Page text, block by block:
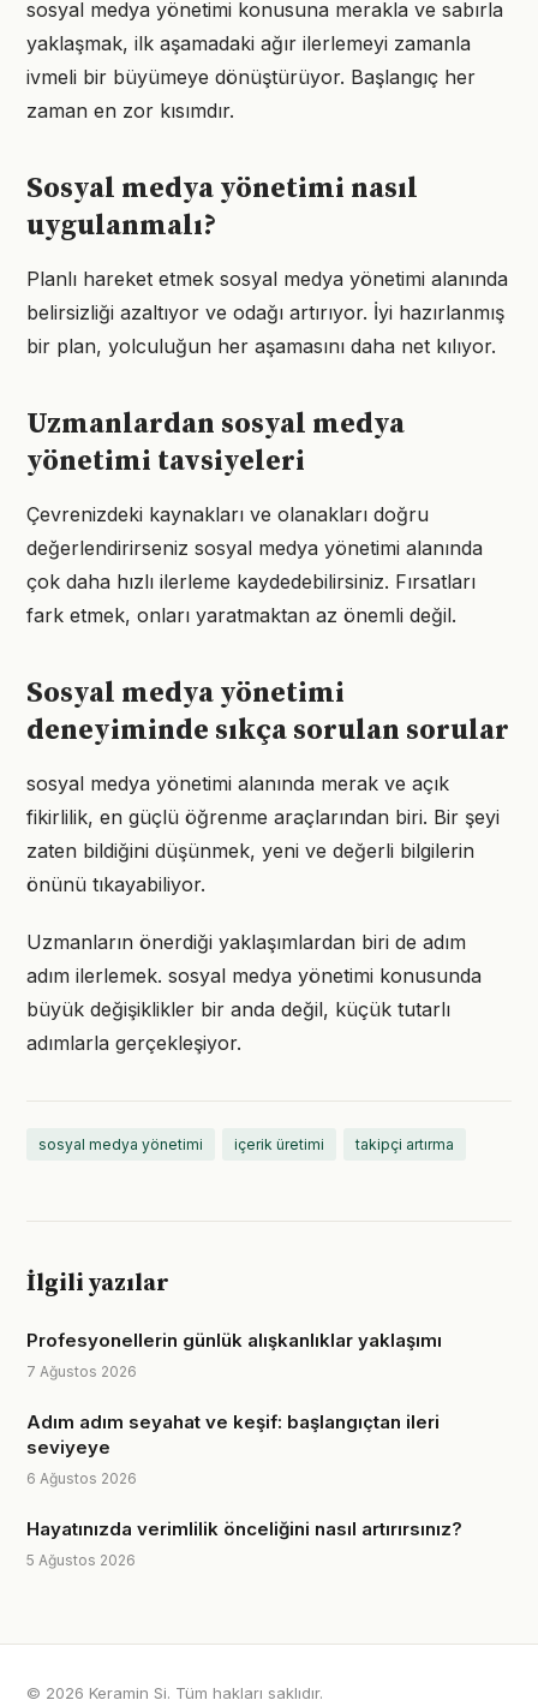
sosyal medya yönetimi konusuna merakla ve sabırla
yaklaşmak, ilk aşamadaki ağır ilerlemeyi zamanla
ivmeli bir büyümeye dönüştürüyor. Başlangıç her
zaman en zor kısımdır.
Sosyal medya yönetimi nasıl
uygulanmalı?
Planlı hareket etmek sosyal medya yönetimi alanında
belirsizliği azaltıyor ve odağı artırıyor. İyi hazırlanmış
bir plan, yolculuğun her aşamasını daha net kılıyor.
Uzmanlardan sosyal medya
yönetimi tavsiyeleri
Çevrenizdeki kaynakları ve olanakları doğru
değerlendirirseniz sosyal medya yönetimi alanında
çok daha hızlı ilerleme kaydedebilirsiniz. Fırsatları
fark etmek, onları yaratmaktan az önemli değil.
Sosyal medya yönetimi
deneyiminde sıkça sorulan sorular
sosyal medya yönetimi alanında merak ve açık
fikirlilik, en güçlü öğrenme araçlarından biri. Bir şeyi
zaten bildiğini düşünmek, yeni ve değerli bilgilerin
önünü tıkayabiliyor.
Uzmanların önerdiği yaklaşımlardan biri de adım
adım ilerlemek. sosyal medya yönetimi konusunda
büyük değişiklikler bir anda değil, küçük tutarlı
adımlarla gerçekleşiyor.
sosyal medya yönetimi içerik üretimi takipçi artırma
İlgili yazılar
Profesyonellerin günlük alışkanlıklar yaklaşımı
7 Ağustos 2026
Adım adım seyahat ve keşif: başlangıçtan ileri
seviyeye
6 Ağustos 2026
Hayatınızda verimlilik önceliğini nasıl artırırsınız?
5 Ağustos 2026
© 2026 Keramin Si. Tüm hakları saklıdır.